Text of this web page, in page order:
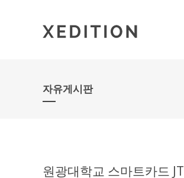
자유게시판
원광대학교 스마트카드